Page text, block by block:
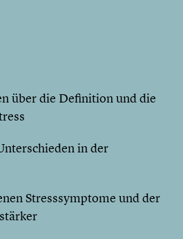
über die Definition und die
in der
Stresssymptome und der